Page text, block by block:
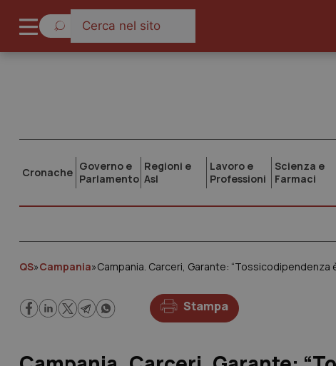
Cronache Governo e
Parlamento
Regioni e
Asl
Lavoro e
Professioni
Scienza e
Farmaci
QS»Campania»Campania. Carceri, Garante: “Tossicodipendenza
Stampa